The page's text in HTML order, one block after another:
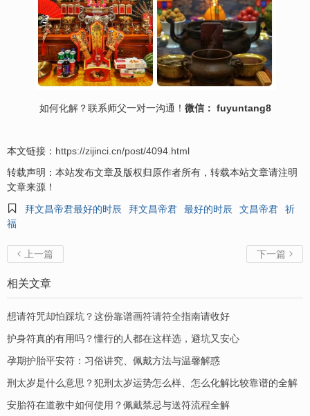
如何化解？联系师父一对一沟通！ 微信： fuyuntang8
本文链接： https://zijinci.cn/post/4094.html
转载声明：本站发布文章及版权归原作者所有，转载本站文章请注明
文章来源！

拜文昌帝君最好的时辰 拜文昌帝君 最好的时辰 文昌帝君
祈
福
 上一篇 下一篇 
相关文章
想请符咒却怕踩坑？这份靠谱画符请符全指南请收好
护身符真的有用吗？懂行的人都在这样选，避坑又安心
孕期护胎平安符：习俗讲究、佩戴方法与温馨解惑
刑太岁是什么意思？犯刑太岁运势怎么样、怎么化解比较靠谱的全解
安胎符在道教中如何使用？佩戴禁忌与送符流程全解